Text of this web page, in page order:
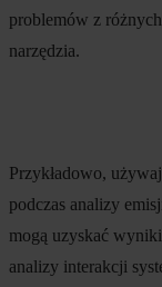
problemów z
narzędzia.
Przykładowo,
podczas analizy
mogą uzyskać
analizy interakcji